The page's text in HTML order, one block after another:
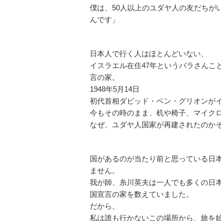
僕は、50人以上のユダヤ人の友だちが
んです」
日本人で行く人はほとんどいない、
イスラエル在住47年というバラさんこ
言の家。
1948年5月14日
初代首相ダビッド・ベン・グリオンが
今もその時のまま、机や椅子、マイク
なぜ、ユダヤ人国家が再建されたのか
国があるのが当たり前と思っている日
ません。
我が師、糸川英夫は一人でも多くの日
国宣言の家を数えていました。
だから、
私は誰も行かないこの場所から、旅を